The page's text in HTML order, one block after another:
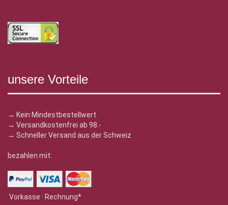
unsere Vorteile
→ Kein Mindestbestellwert
→ Versandkostenfrei ab 98.-
→ Schneller Versand aus der Schweiz
bezahlen mit:
Vorkasse · Rechnung*